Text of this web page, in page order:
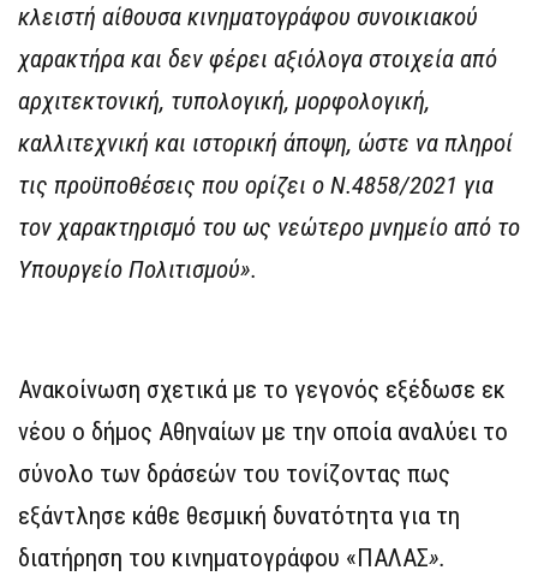
κλειστή αίθουσα κινηματογράφου συνοικιακού
χαρακτήρα και δεν φέρει αξιόλογα στοιχεία από
αρχιτεκτονική, τυπολογική, μορφολογική,
καλλιτεχνική και ιστορική άποψη, ώστε να πληροί
τις προϋποθέσεις που ορίζει ο Ν.4858/2021 για
τον χαρακτηρισμό του ως νεώτερο μνημείο από το
Υπουργείο Πολιτισμού».
Ανακοίνωση σχετικά με το γεγονός εξέδωσε εκ
νέου ο δήμος Αθηναίων με την οποία αναλύει το
σύνολο των δράσεών του τονίζοντας πως
εξάντλησε κάθε θεσμική δυνατότητα για τη
διατήρηση του κινηματογράφου «ΠΑΛΑΣ».